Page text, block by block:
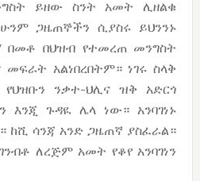
ይዘው ስንት አመት ሊዘልቁ
ጋዜጠኞችን ሲያስሩ ይህንንኑ
በመቶ በህዝብ የተመረጠ መንግስት
አልነበረበትም። ነገሩ ስላቅ
ንቃተ-ህሊና ዝቅ አድርጎ
ጉዳዪ ሌላ ነው። አንባገነኑ
ከሺ ሳንጃ አንድ ጋዜጠኛ ያስፈራል።
ለረጅም አመት የቆየ አንባገነን